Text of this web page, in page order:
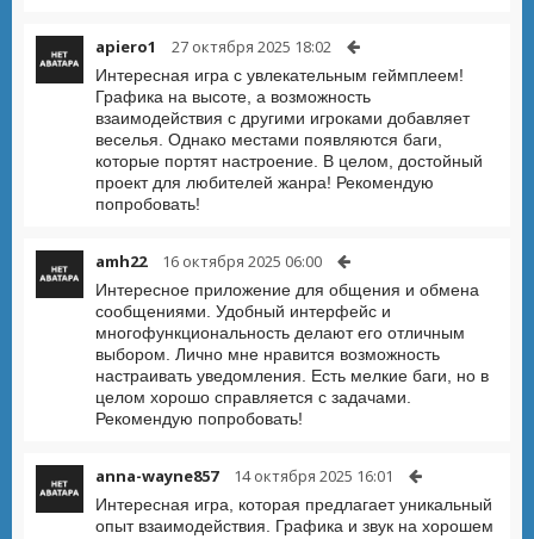
apiero1 27 октября 2025 18:02
Интересная игра с увлекательным геймплеем!
Графика на высоте, а возможность
взаимодействия с другими игроками добавляет
веселья. Однако местами появляются баги,
которые портят настроение. В целом, достойный
проект для любителей жанра! Рекомендую
попробовать!
amh22 16 октября 2025 06:00
Интересное приложение для общения и обмена
сообщениями. Удобный интерфейс и
многофункциональность делают его отличным
выбором. Лично мне нравится возможность
настраивать уведомления. Есть мелкие баги, но в
целом хорошо справляется с задачами.
Рекомендую попробовать!
anna-wayne857 14 октября 2025 16:01
Интересная игра, которая предлагает уникальный
опыт взаимодействия. Графика и звук на хорошем